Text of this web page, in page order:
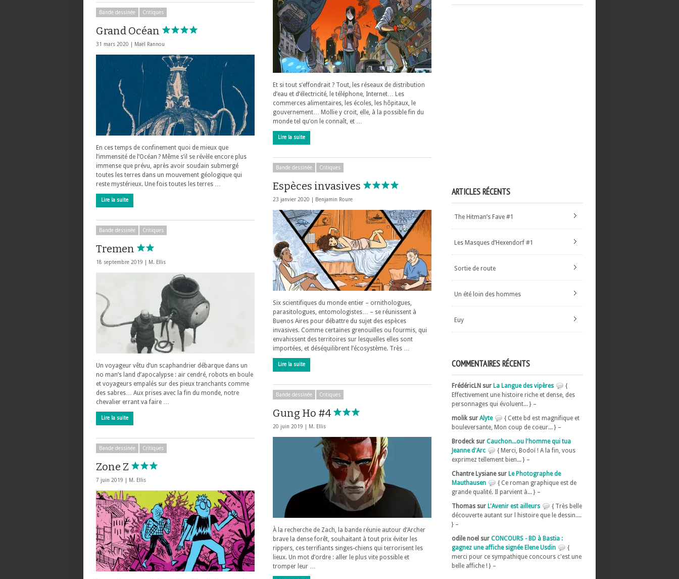
Et si tout s’effondrait ? Tout, les réseaux de distribution
d’eau et d’électricité, le téléphone, Internet… Les
commerces alimentaires, les écoles, les hôpitaux, le
gouvernement… Mollie y croit, elle, à la possible fin du
monde tel qu’on le connaît, et …
Lire la suite
Bande dessinée Critiques
Grand Océan
31 mars 2020 | Maël Rannou
En ces temps de confinement quoi de mieux que
l’immensité de l’Océan ? Même s’il se révèle encore plus
immense que prévu, après avoir soudain submergé
toutes les terres dans un mouvement géologique qui
reste mystérieux. Une fois toutes les terres …
Lire la suite
Bande dessinée Critiques
Espèces invasives
23 janvier 2020 | Benjamin Roure
Six scientifiques du monde entier – ornithologues,
parasitologues, entomologistes… – se réunissent à
Buenos Aires pour débattre du sujet des espèces
invasives. Comme certaines grenouilles ou fourmis, qui
envahissent des territoires sur lesquelles elles sont
importées, et déséquilibrent l’écosystème. Très …
Lire la suite
Bande dessinée Critiques
Tremen
18 septembre 2019 | M. Ellis
Un voyageur vêtu d’un scaphandrier débarque dans un
no man’s land d’apocalypse : air cendré, robots en boule
et voyageurs empalés sur des pieux tranchants comme
des sabres… Aux prises avec la fin du monde, notre
chevalier errant va faire …
Lire la suite
Bande dessinée Critiques
Gung Ho #4
20 juin 2019 | M. Ellis
À la recherche de Zach, la bande réunie autour d’Archer
brave la dense forêt, souhaitant à tout prix éviter les
rippers, ces terrifiants singes-chiens qui terrorisent les
lieux. Un mot d’ordre : aller le plus vite possible et
tromper leur …
Bande dessinée Critiques
Zone Z
7 juin 2019 | M. Ellis
ARTICLES RÉCENTS
The Hitman’s Fave #1
Les Masques d’Hexendorf #1
Sortie de route
Un été loin des hommes
Euy
COMMENTAIRES RÉCENTS
FrédéricLN sur La Langue des vipères
{
Effectivement une histoire riche et dense, des
personnages qui évoluent... } –
molik sur Alyte
{ Cette bd est magnifique et
bouleversante, Mon coup de coeur... } –
Brodeck sur Cauchon...ou l'homme qui tua
Jeanne d'Arc
{ Merci, Bodoï ! A la fin, vous
exprimez tellement bien... } –
Chantre Lysiane sur Le Photographe de
Mauthausen
{ Ce roman graphique est de
grande qualité. Il parvient à... } –
Thomas sur L'Avenir est ailleurs
{ Très belle
découverte autant sur l histoire que le dessin....
} –
odile noel sur CONCOURS - BD à Bastia :
gagnez une affiche signée Elene Usdin
{
merci pour ce sympathique concours c'est une
belle affiche ! } –